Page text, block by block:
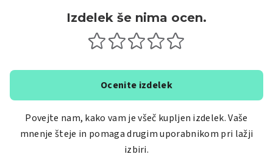
Izdelek še nima ocen.
Ocenite izdelek
Povejte nam, kako vam je všeč kupljen izdelek. Vaše
mnenje šteje in pomaga drugim uporabnikom pri lažji
izbiri.